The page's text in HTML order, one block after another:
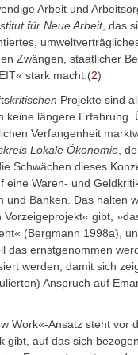
Arbeit und
für Neue Arbeit, das
Zwängen, staatlicher
stark macht.(2)
kritischen Projekte sind
keine längere Erfahrung.
Verfangenheit
Lokale Ökonomie ,
Schwächen dieses
eine Waren- und
und Banken. Das halten
Vorzeigeprojekt« gibt,
(Bergmann 1998a),
das ernstgenommen
werden, damit sich
Anspruch auf
Work«-Ansatz steht vor
gibt, auf das sich